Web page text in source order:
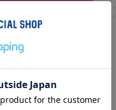
ネーム9・ブラッ
ク11 BRIGHT 専
用補充インキ